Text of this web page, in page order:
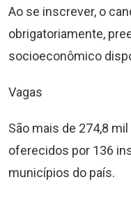
Ao se inscrever, o
obrigatoriamente,
socioeconômico
Vagas
São mais de 274,8
oferecidos por 136
municípios do país.